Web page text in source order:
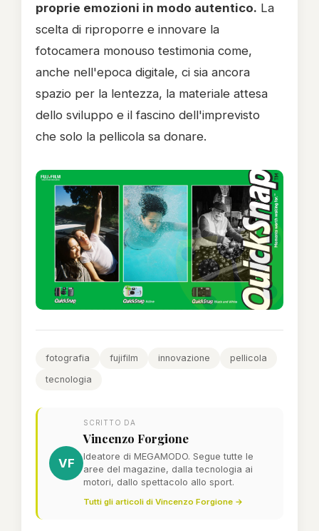
proprie emozioni in modo autentico. La
scelta di riproporre e innovare la
fotocamera monouso testimonia come,
anche nell'epoca digitale, ci sia ancora
spazio per la lentezza, la materiale attesa
dello sviluppo e il fascino dell'imprevisto
che solo la pellicola sa donare.
fotografia fujifilm innovazione
pellicola
tecnologia
VF
SCRITTO DA
Vincenzo Forgione
Ideatore di MEGAMODO. Segue tutte le
aree del magazine, dalla tecnologia ai
motori, dallo spettacolo allo sport.
Tutti gli articoli di Vincenzo Forgione →